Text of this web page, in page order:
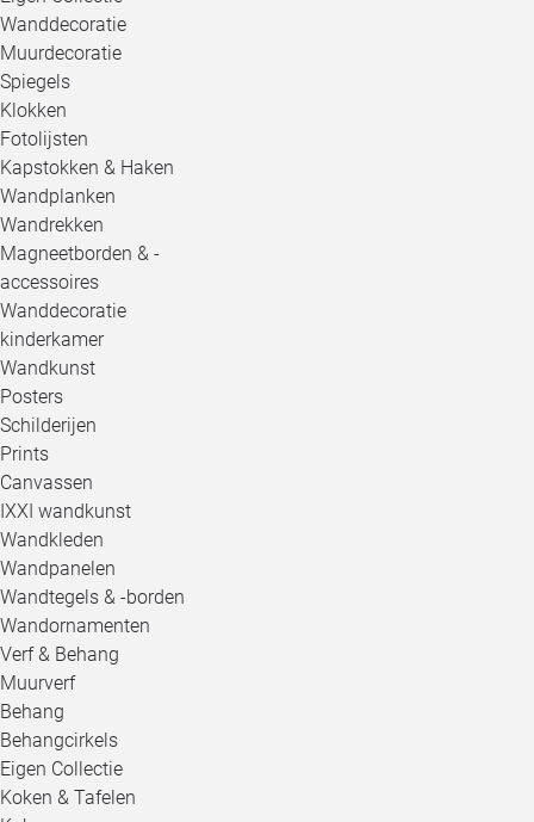
Wanddecoratie
Muurdecoratie
Spiegels
Klokken
Fotolijsten
Kapstokken & Haken
Wandplanken
Wandrekken
Magneetborden & -
accessoires
Wanddecoratie
kinderkamer
Wandkunst
Posters
Schilderijen
Prints
Canvassen
IXXI wandkunst
Wandkleden
Wandpanelen
Wandtegels & -borden
Wandornamenten
Verf & Behang
Muurverf
Behang
Behangcirkels
Eigen Collectie
Koken & Tafelen